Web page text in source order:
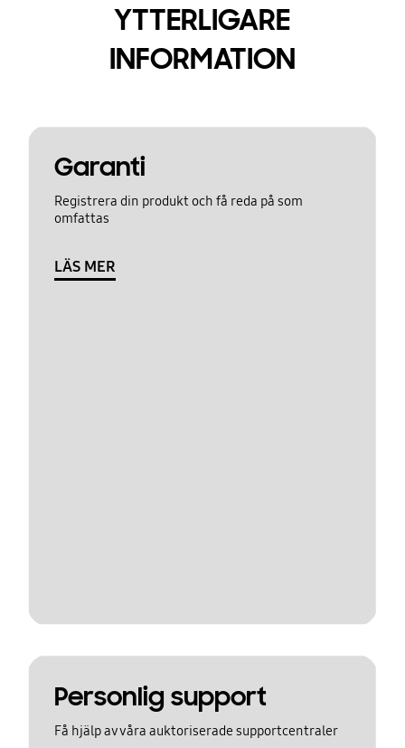
YTTERLIGARE
INFORMATION
Garanti
Registrera din produkt och få reda på som
omfattas
LÄS MER
Personlig support
Få hjälp av våra auktoriserade supportcentraler